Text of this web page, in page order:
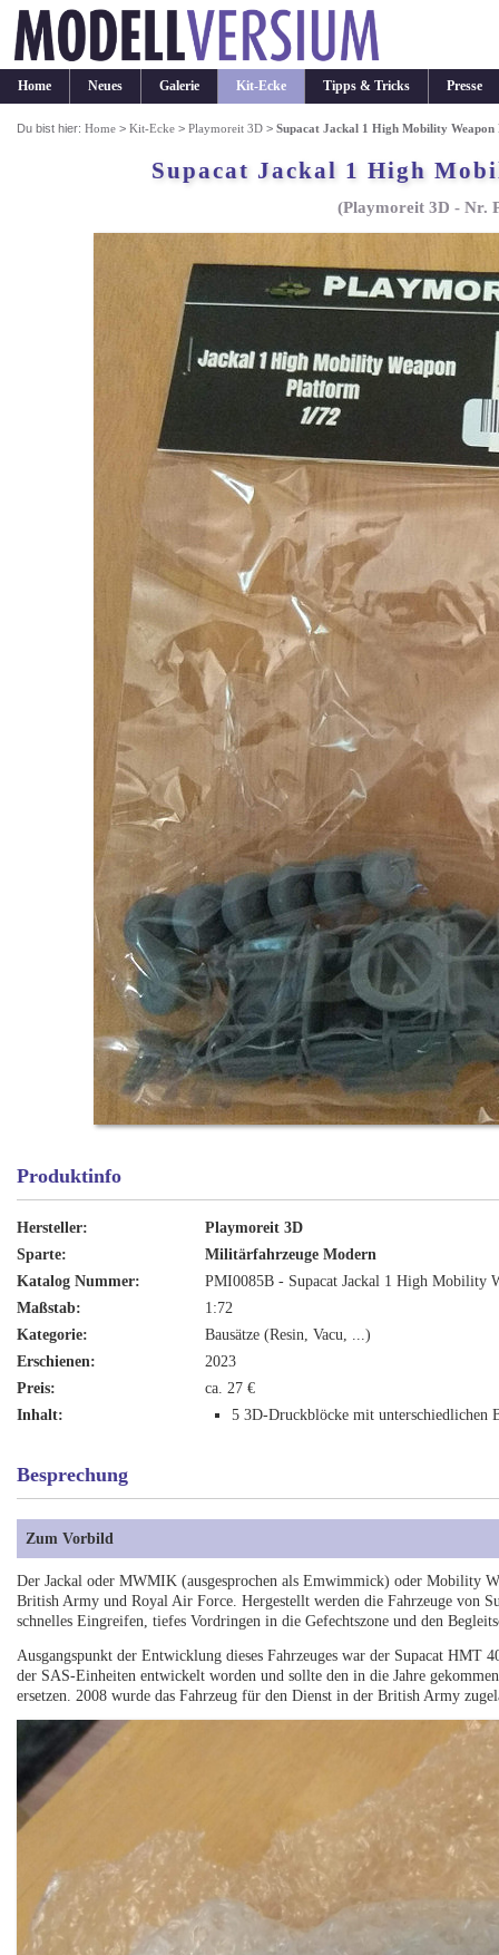
Home Neues Galerie Kit-Ecke Tipps & Tricks Presse
Du bist hier:Home >Kit-Ecke >Playmoreit 3D >Supacat Jackal 1 High Mobility
Supacat Jackal 1 High
(Playmoreit 3D - Nr.
Produktinfo
Hersteller:
Playmoreit 3D
Sparte:
Militärfahrzeuge Modern
Katalog Nummer:
PMI0085B - Supacat Jackal 1 High Mobility
Maßstab:
1:72
Kategorie:
Bausätze (Resin, Vacu, ...)
Erschienen:
2023
Preis:
ca. 27 €
Inhalt:
5 3D-Druckblöcke mit unterschiedlichen
Besprechung
Zum Vorbild
Der Jackal oder MWMIK (ausgesprochen als Emwimmick) oder Mobility
British Army und Royal Air Force. Hergestellt werden die Fahrzeuge von
schnelles Eingreifen, tiefes Vordringen in die Gefechtszone und den
Ausgangspunkt der Entwicklung dieses Fahrzeuges war der Supacat HMT
der SAS-Einheiten entwickelt worden und sollte den in die Jahre
ersetzen. 2008 wurde das Fahrzeug für den Dienst in der British Army